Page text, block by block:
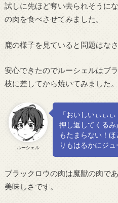
試しに先ほど奪い去られそうに
の肉を食べさせてみました。
鹿の様子を見ていると問題はなさ
安心できたのでルーシェルはブ
枝に差してから焼いてみました。
ルーシェル
「おいしいぃぃ
押し返してくる
もたまらない！
りもはるかにジュ
ブラックロウの肉は魔獣の肉で
美味しさです。